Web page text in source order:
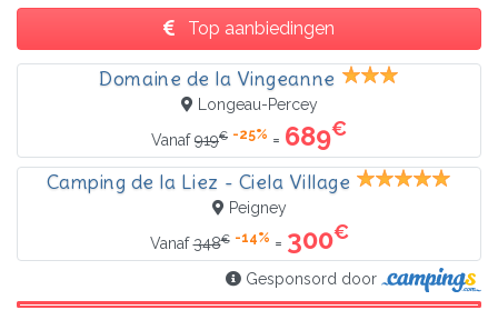
Top aanbiedingen
Domaine de la Vingeanne
Longeau-Percey
Vanaf919€ -25% = 689€
Camping de la Liez - Ciela Village
Peigney
Vanaf348€ -14% = 300€
Gesponsord door